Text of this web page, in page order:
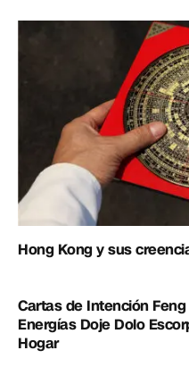
Hong Kong y sus
Cartas de Intención
Energías Doje Dolo
Hogar